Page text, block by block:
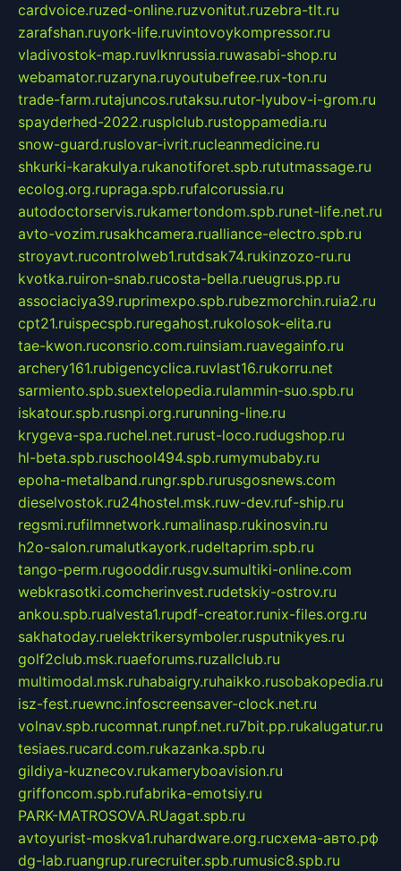
cardvoice.ruzed-online.ruzvonitut.ruzebra-tlt.ru
zarafshan.ruyork-life.ruvintovoykompressor.ru
vladivostok-map.ruvlknrussia.ruwasabi-shop.ru
webamator.ruzaryna.ruyoutubefree.rux-ton.ru
trade-farm.rutajuncos.rutaksu.rutor-lyubov-i-grom.ru
spayderhed-2022.rusplclub.rustoppamedia.ru
snow-guard.ruslovar-ivrit.rucleanmedicine.ru
shkurki-karakulya.rukanotiforet.spb.rututmassage.ru
ecolog.org.rupraga.spb.rufalcorussia.ru
autodoctorservis.rukamertondom.spb.runet-life.net.ru
avto-vozim.rusakhcamera.rualliance-electro.spb.ru
stroyavt.rucontrolweb1.rutdsak74.rukinzozo-ru.ru
kvotka.ruiron-snab.rucosta-bella.rueugrus.pp.ru
associaciya39.ruprimexpo.spb.rubezmorchin.ruia2.ru
cpt21.ruispecspb.ruregahost.rukolosok-elita.ru
tae-kwon.ruconsrio.com.ruinsiam.ruavegainfo.ru
archery161.rubigencyclica.ruvlast16.rukorru.net
sarmiento.spb.suextelopedia.rulammin-suo.spb.ru
iskatour.spb.rusnpi.org.rurunning-line.ru
krygeva-spa.ruchel.net.rurust-loco.rudugshop.ru
hl-beta.spb.ruschool494.spb.rumymubaby.ru
epoha-metalband.rungr.spb.rurusgosnews.com
dieselvostok.ru24hostel.msk.ruw-dev.ruf-ship.ru
regsmi.rufilmnetwork.rumalinasp.rukinosvin.ru
h2o-salon.rumalutkayork.rudeltaprim.spb.ru
tango-perm.rugooddir.rusgv.sumultiki-online.com
webkrasotki.comcherinvest.rudetskiy-ostrov.ru
ankou.spb.rualvesta1.rupdf-creator.runix-files.org.ru
sakhatoday.ruelektrikersymboler.rusputnikyes.ru
golf2club.msk.ruaeforums.ruzallclub.ru
multimodal.msk.ruhabaigry.ruhaikko.rusobakopedia.ru
isz-fest.ruewnc.infoscreensaver-clock.net.ru
volnav.spb.rucomnat.runpf.net.ru7bit.pp.rukalugatur.ru
tesiaes.rucard.com.rukazanka.spb.ru
gildiya-kuznecov.rukameryboavision.ru
griffoncom.spb.rufabrika-emotsiy.ru
PARK-MATROSOVA.RUagat.spb.ru
avtoyurist-moskva1.ruhardware.org.ruсхема-авто.рф
dg-lab.ruangrup.rurecruiter.spb.rumusic8.spb.ru